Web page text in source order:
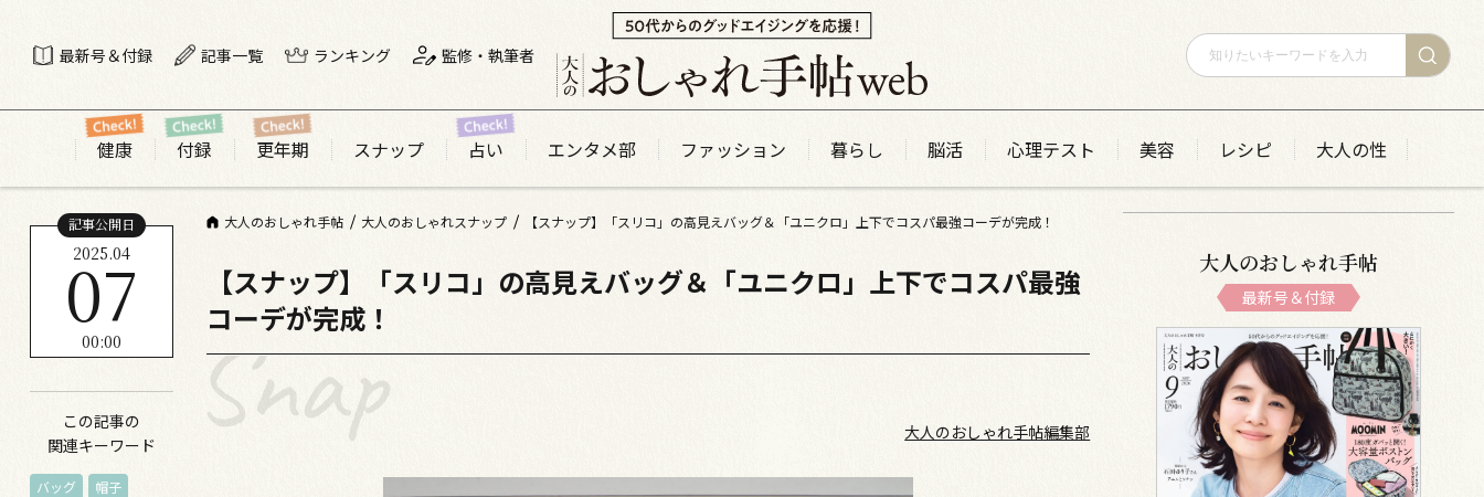
最新号＆付録 記事一覧 ランキング 監修・執筆者
健康 付録 更年期 スナップ 占い エンタメ部 ファッション 暮らし 脳活 心理テスト 美容 レシピ 大人の性
大人のおしゃれ手帖 大人のおしゃれスナップ 【スナップ】「スリコ」の高見えバッグ＆「ユニクロ」上下でコスパ最強コーデが完成！
記事公開日
2025.04
07
00:00
この記事の
関連キーワード
バッグ 帽子
【スナップ】「スリコ」の高見えバッグ＆「ユニクロ」上下でコスパ最強
コーデが完成！
大人のおしゃれ手帖編集部
大人のおしゃれ手帖
最新号＆付録